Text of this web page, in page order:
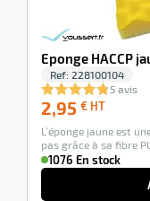
Eponge HACCP
Ref: 228100104
5 avis
2,95 € HT
HT
L’éponge jaune est
pas grâce à sa fibre
1076 En stock